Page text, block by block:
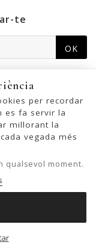
te
OK
a l'avís legal.
per recordar
es fa servir la
millorant la
vegada més
qualsevol moment.
derechos reservados.
33286, Libro 228637,
1ª